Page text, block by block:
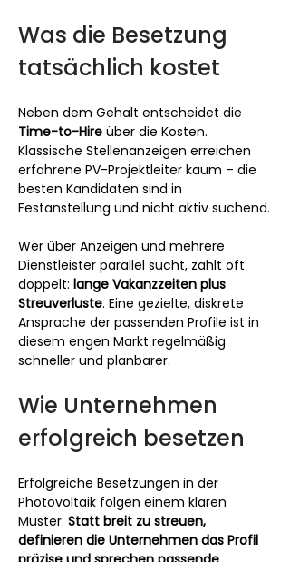
Was die Besetzung
tatsächlich kostet
Neben dem Gehalt entscheidet die
Time-to-Hire über die Kosten.
Klassische Stellenanzeigen erreichen
erfahrene PV-Projektleiter kaum – die
besten Kandidaten sind in
Festanstellung und nicht aktiv suchend.
Wer über Anzeigen und mehrere
Dienstleister parallel sucht, zahlt oft
doppelt: lange Vakanzzeiten plus
Streuverluste. Eine gezielte, diskrete
Ansprache der passenden Profile ist in
diesem engen Markt regelmäßig
schneller und planbarer.
Wie Unternehmen
erfolgreich besetzen
Erfolgreiche Besetzungen in der
Photovoltaik folgen einem klaren
Muster. Statt breit zu streuen,
definieren die Unternehmen das Profil